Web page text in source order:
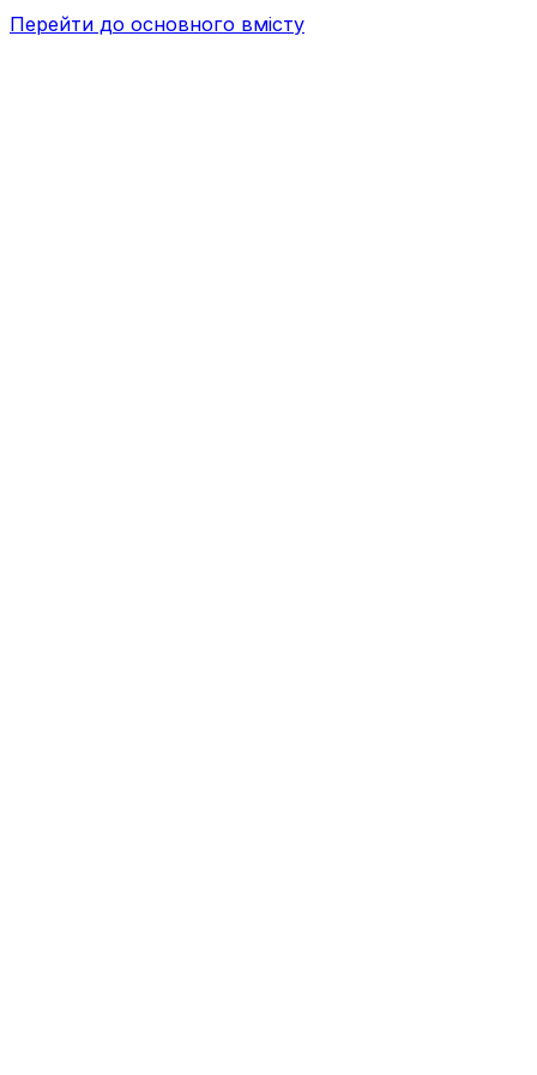
Перейти до основного вмісту